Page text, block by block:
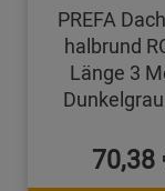
PREFA
halbrund
Länge 3
70,38